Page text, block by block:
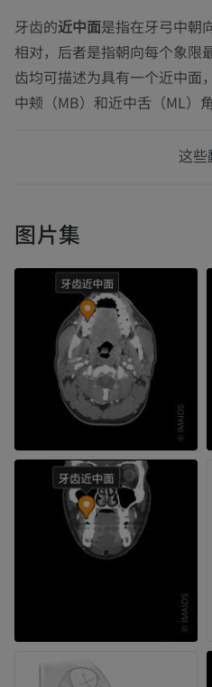
牙齿的近中面是指在牙弓中朝
相对，后者是指朝向每个象限
齿均可描述为具有一个近中面
中颊（MB） 和近中舌（ML）
这些
图片集